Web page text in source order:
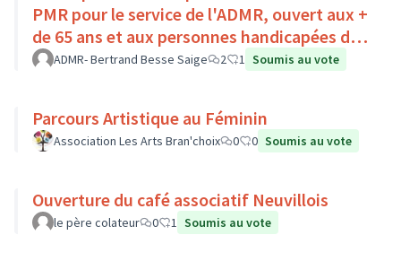
PMR pour le service de l'ADMR, ouvert aux +
de 65 ans et aux personnes handicapées du
Pays Loire-Touraine.
ADMR- Bertrand Besse Saige 2 1 Soumis au vote
Parcours Artistique au Féminin
Association Les Arts Bran'choix 0 0 Soumis au vote
Ouverture du café associatif Neuvillois
le père colateur 0 1 Soumis au vote